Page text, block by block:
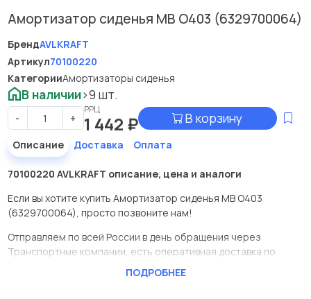
Амортизатор сиденья МВ O403 (6329700064)
БрендAVLKRAFT
Артикул70100220
КатегорииАмортизаторы сиденья
В наличии>9 шт.
- +
РРЦ
1 442 ₽ В корзину
Описание Доставка Оплата
70100220 AVLKRAFT описание, цена и аналоги
Если вы хотите купить Амортизатор сиденья МВ O403
(6329700064), просто позвоните нам!
Отправляем по всей России в день обращения через
Транспортные компании, есть оперативная доставка по
ПОДРОБНЕЕ